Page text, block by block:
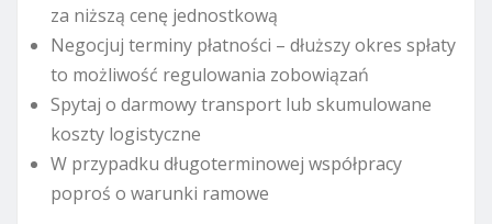
za niższą cenę jednostkową
Negocjuj terminy płatności – dłuższy okres spłaty
to możliwość regulowania zobowiązań
Spytaj o darmowy transport lub skumulowane
koszty logistyczne
W przypadku długoterminowej współpracy
poproś o warunki ramowe